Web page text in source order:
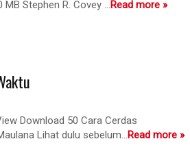
Stephen R. Covey ...Read more »
Download 50 Cara Cerdas
Lihat dulu sebelum...Read more »